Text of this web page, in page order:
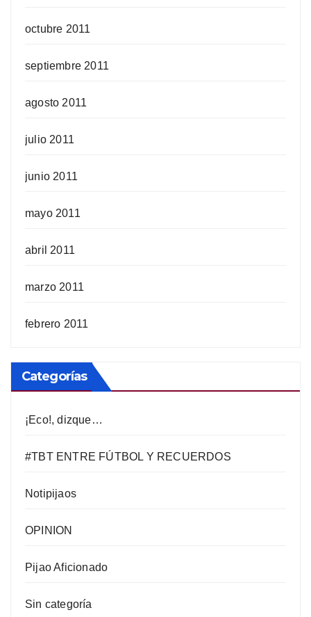
octubre 2011
septiembre 2011
agosto 2011
julio 2011
junio 2011
mayo 2011
abril 2011
marzo 2011
febrero 2011
Categorías
¡Eco!, dizque…
#TBT ENTRE FÚTBOL Y RECUERDOS
Notipijaos
OPINION
Pijao Aficionado
Sin categoría